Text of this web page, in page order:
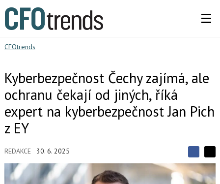
CFOtrends
Kyberbezpečnost Čechy zajímá, ale
ochranu čekají od jiných, říká
expert na kyberbezpečnost Jan Pich
z EY
REDAKCE 30. 6. 2025
S
d
S
d
í
l
d
í
l